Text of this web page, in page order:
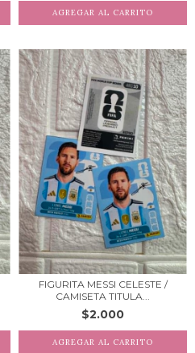
FIGURITA MESSI CELESTE /
CAMISETA TITULA...
$2.000